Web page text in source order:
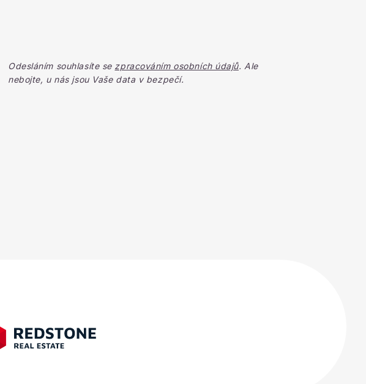
Odesláním souhlasíte se zpracováním osobních údajů. Ale
nebojte, u nás jsou Vaše data v bezpečí.